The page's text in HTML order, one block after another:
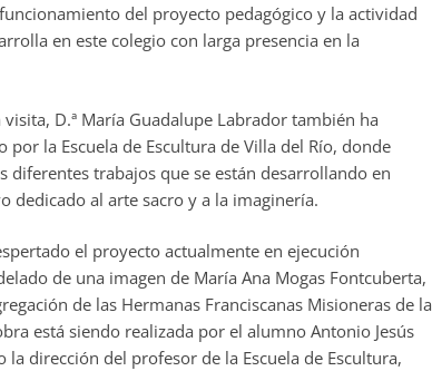
del proyecto pedagógico y la actividad
en este colegio con larga presencia en la
D.ª María Guadalupe Labrador también ha
por la Escuela de Escultura de Villa del Río, donde
diferentes trabajos que se están desarrollando en
dedicado al arte sacro y a la imaginería.
el proyecto actualmente en ejecución
de una imagen de María Ana Mogas Fontcuberta,
de las Hermanas Franciscanas Misioneras de la
está siendo realizada por el alumno Antonio Jesús
la dirección del profesor de la Escuela de Escultura,